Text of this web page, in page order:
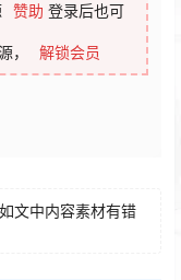
赞助 登录后也可
，
解锁会员
如文中内容素材有错